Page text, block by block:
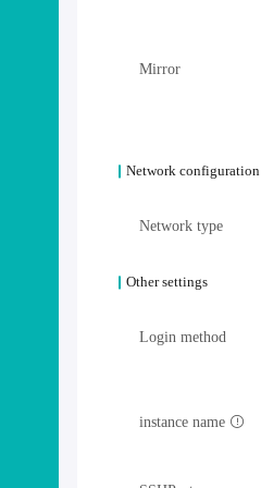
Mirror
Network configuration
Network type
Other settings
Login method
instance name